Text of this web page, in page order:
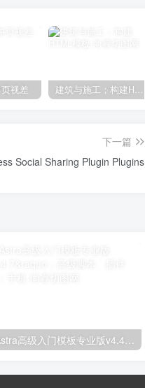
视差 建筑与施工；构建HTML模板
下一篇
Novashare v1.3.9 - WordPress Social Sharing Plugin Plugins